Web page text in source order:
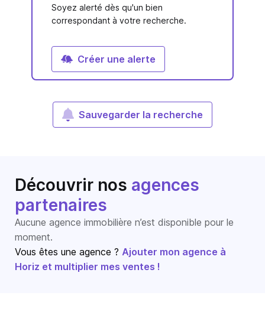
Soyez alerté dès qu'un bien
correspondant à votre recherche.
Créer une alerte
Sauvegarder la recherche
Découvrir nos agences
partenaires
Aucune agence immobilière n’est disponible pour le
moment.
Vous êtes une agence ? Ajouter mon agence à
Horiz et multiplier mes ventes !